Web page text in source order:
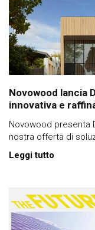
Novowood lancia
innovativa e
Novowood presenta
nostra offerta di
Leggi tutto